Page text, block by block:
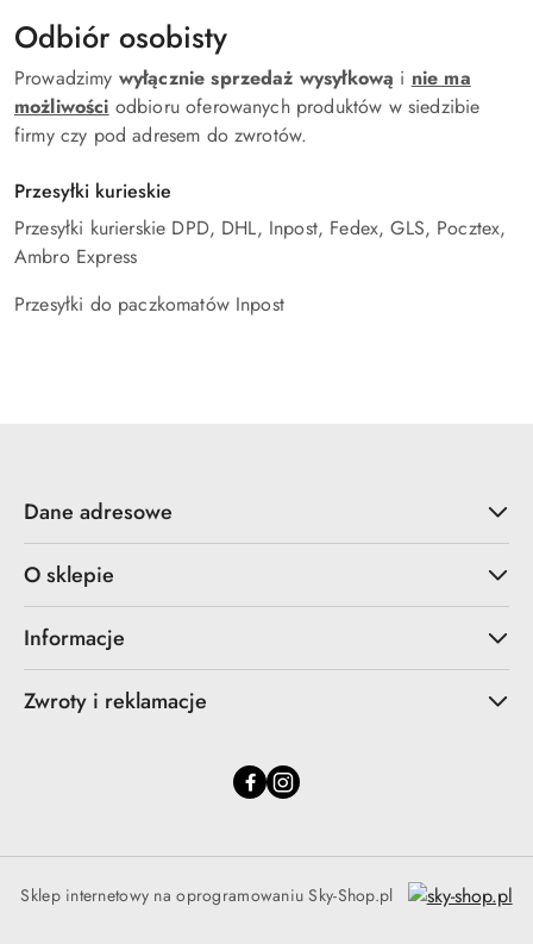
Odbiór osobisty
Prowadzimy wyłącznie sprzedaż wysyłkową i nie ma
możliwości odbioru oferowanych produktów w siedzibie
firmy czy pod adresem do zwrotów.
Przesyłki kurieskie
Przesyłki kurierskie DPD, DHL, Inpost, Fedex, GLS, Pocztex,
Ambro Express
Przesyłki do paczkomatów Inpost
Dane adresowe
O sklepie
Informacje
Zwroty i reklamacje
Sklep internetowy na oprogramowaniu Sky-Shop.pl